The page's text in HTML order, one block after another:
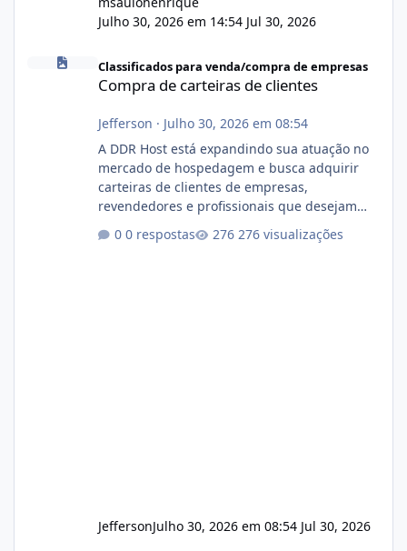
Julho 30, 2026 em 14:54 Jul 30, 2026
Classificados para venda/compra de empresas
Compra de carteiras de clientes
Jefferson · Julho 30, 2026 em 08:54
A DDR Host está expandindo sua atuação no
mercado de hospedagem e busca adquirir
carteiras de clientes de empresas,
revendedores e profissionais que desejam
operação. Se você possui clientes ativos de
0 respostas 276 visualizações
JeffersonJulho 30, 2026 em 08:54 Jul 30, 2026